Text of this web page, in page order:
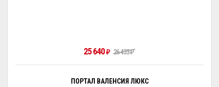
25 640 ₽ 26 433₽
ПОРТАЛ ВАЛЕНСИЯ ЛЮКС